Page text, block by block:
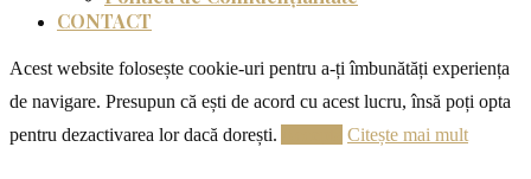
CONTACT
Acest website folosește cookie-uri pentru a-ți îmbunătăți experiența
de navigare. Presupun că ești de acord cu acest lucru, însă poți opta
pentru dezactivarea lor dacă dorești.
Citește mai mult